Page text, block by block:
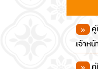
คู่
เจ้าหน้
คู่